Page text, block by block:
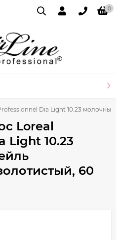
0
Dia Light 10.23
Loreal
Light 10.23
60